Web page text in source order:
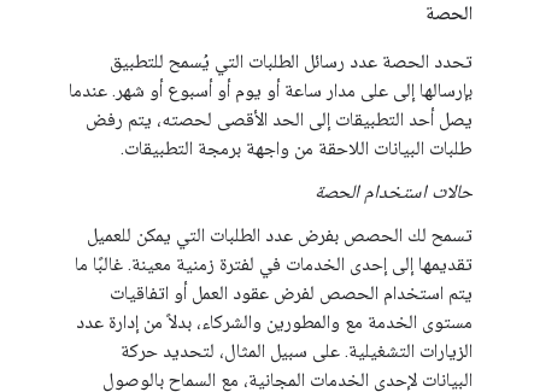
الحصة
تحدد الحصة عدد رسائل الطلبات التي يُسمح للتطبيق
بإرسالها إلى على مدار ساعة أو يوم أو أسبوع أو شهر. عندما
يصل أحد التطبيقات إلى الحد الأقصى لحصته، يتم رفض
طلبات البيانات اللاحقة من واجهة برمجة التطبيقات.
حالات استخدام الحصة
تسمح لك الحصص بفرض عدد الطلبات التي يمكن للعميل
تقديمها إلى إحدى الخدمات في لفترة زمنية معينة. غالبًا ما
يتم استخدام الحصص لفرض عقود العمل أو اتفاقيات
مستوى الخدمة مع والمطورين والشركاء، بدلاً من إدارة عدد
الزيارات التشغيلية. على سبيل المثال، لتحديد حركة
البيانات لإحدى الخدمات المجانية، مع السماح بالوصول